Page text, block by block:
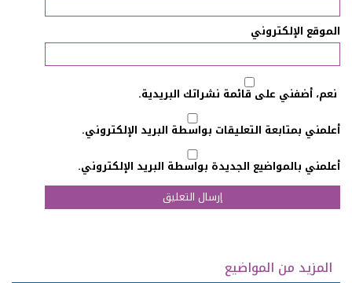
الموقع الإلكتروني
نعم، أضفني على قائمة نشراتك البريدية.
أعلمني بمتابعة التعليقات بواسطة البريد الإلكتروني.
أعلمني بالمواضيع الجديدة بواسطة البريد الإلكتروني.
المزيد من المواضيع